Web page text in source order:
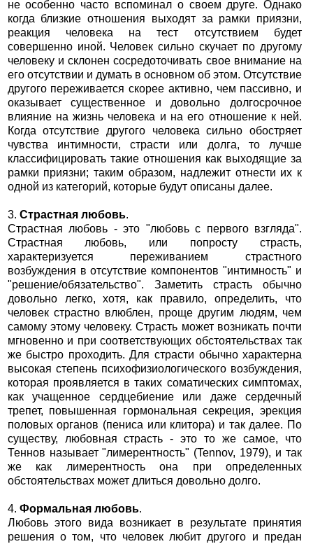
не особенно часто вспоминал о своем друге. Однако
когда близкие отношения выходят за рамки приязни,
реакция человека на тест отсутствием будет
совершенно иной. Человек сильно скучает по другому
человеку и склонен сосредоточивать свое внимание на
его отсутствии и думать в основном об этом. Отсутствие
другого переживается скорее активно, чем пассивно, и
оказывает существенное и довольно долгосрочное
влияние на жизнь человека и на его отношение к ней.
Когда отсутствие другого человека сильно обостряет
чувства интимности, страсти или долга, то лучше
классифицировать такие отношения как выходящие за
рамки приязни; таким образом, надлежит отнести их к
одной из категорий, которые будут описаны далее.
3. Страстная любовь.
Страстная любовь - это "любовь с первого взгляда".
Страстная любовь, или попросту страсть,
характеризуется переживанием страстного
возбуждения в отсутствие компонентов "интимность" и
"решение/обязательство". Заметить страсть обычно
довольно легко, хотя, как правило, определить, что
человек страстно влюблен, проще другим людям, чем
самому этому человеку. Страсть может возникать почти
мгновенно и при соответствующих обстоятельствах так
же быстро проходить. Для страсти обычно характерна
высокая степень психофизиологического возбуждения,
которая проявляется в таких соматических симптомах,
как учащенное сердцебиение или даже сердечный
трепет, повышенная гормональная секреция, эрекция
половых органов (пениса или клитора) и так далее. По
существу, любовная страсть - это то же самое, что
Теннов называет "лимерентность" (Tennov, 1979), и так
же как лимерентность она при определенных
обстоятельствах может длиться довольно долго.
4. Формальная любовь.
Любовь этого вида возникает в результате принятия
решения о том, что человек любит другого и предан